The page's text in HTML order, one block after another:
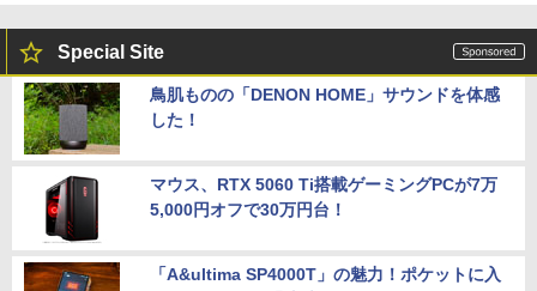
Special Site
鳥肌ものの「DENON HOME」サウンドを体感
した！
マウス、RTX 5060 Ti搭載ゲーミングPCが7万
5,000円オフで30万円台！
「A&ultima SP4000T」の魅力！ポケットに入